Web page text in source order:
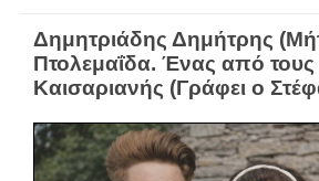
Δημητριάδης Δημήτρης
Πτολεμαΐδα. Ένας από
Καισαριανής (Γράφει ο